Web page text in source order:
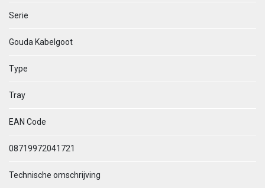
Serie
Gouda Kabelgoot
Type
Tray
EAN Code
08719972041721
Technische omschrijving